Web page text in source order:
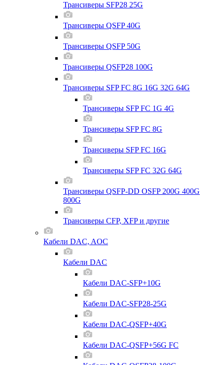
Трансиверы SFP28 25G
Трансиверы QSFP 40G
Трансиверы QSFP 50G
Трансиверы QSFP28 100G
Трансиверы SFP FC 8G 16G 32G 64G
Трансиверы SFP FC 1G 4G
Трансиверы SFP FC 8G
Трансиверы SFP FC 16G
Трансиверы SFP FC 32G 64G
Трансиверы QSFP-DD OSFP 200G 400G
800G
Трансиверы CFP, XFP и другие
Кабели DAC, AOC
Кабели DAC
Кабели DAC-SFP+10G
Кабели DAC-SFP28-25G
Кабели DAC-QSFP+40G
Кабели DAC-QSFP+56G FC